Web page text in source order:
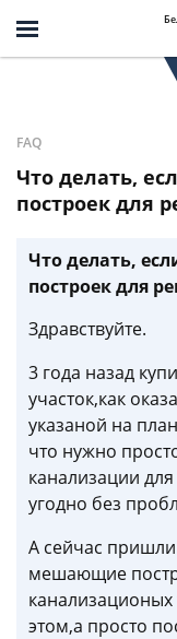
FAQ
Что делать,
построек для
Что делать,
построек для
Здравствуйте.
3 года назад
участок,как
указаной на
что нужно
канализации
угодно без
А сейчас пришли
мешающие
этом,а просто